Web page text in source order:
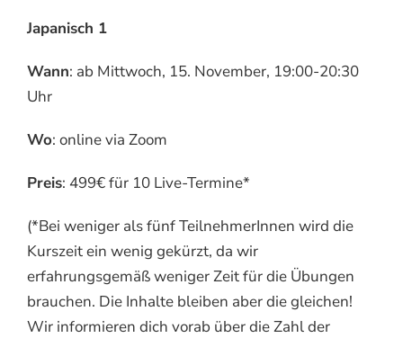
Japanisch 1
Wann: ab Mittwoch, 15. November, 19:00-20:30
Uhr
Wo: online via Zoom
Preis: 499€ für 10 Live-Termine*
(*Bei weniger als fünf TeilnehmerInnen wird die
Kurszeit ein wenig gekürzt, da wir
erfahrungsgemäß weniger Zeit für die Übungen
brauchen. Die Inhalte bleiben aber die gleichen!
Wir informieren dich vorab über die Zahl der